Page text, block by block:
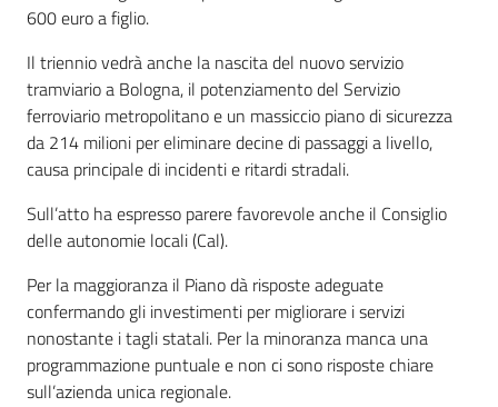
600 euro a figlio.
Il triennio vedrà anche la nascita del nuovo servizio
tramviario a Bologna, il potenziamento del Servizio
ferroviario metropolitano e un massiccio piano di sicurezza
da 214 milioni per eliminare decine di passaggi a livello,
causa principale di incidenti e ritardi stradali.
Sull’atto ha espresso parere favorevole anche il Consiglio
delle autonomie locali (Cal).
Per la maggioranza il Piano dà risposte adeguate
confermando gli investimenti per migliorare i servizi
nonostante i tagli statali. Per la minoranza manca una
programmazione puntuale e non ci sono risposte chiare
sull’azienda unica regionale.